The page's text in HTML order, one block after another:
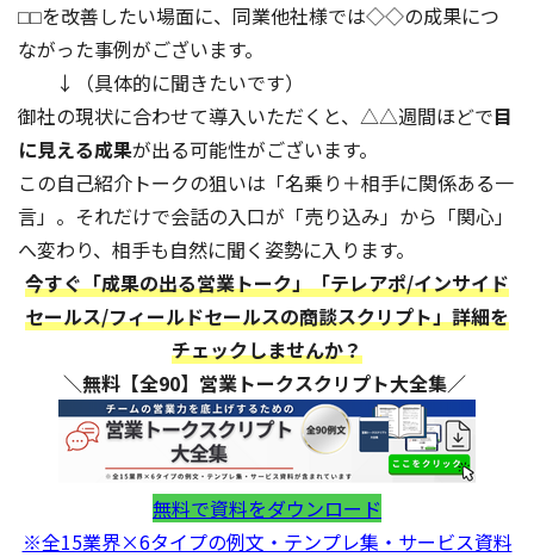
⬜︎⬜︎を改善したい場面に、同業他社様では◇◇の成果につ
ながった事例がございます。
↓（具体的に聞きたいです）
御社の現状に合わせて導入いただくと、△△週間ほどで目
に見える成果が出る可能性がございます。
この自己紹介トークの狙いは「名乗り＋相手に関係ある一
言」。それだけで会話の入口が「売り込み」から「関心」
へ変わり、相手も自然に聞く姿勢に入ります。
今すぐ「成果の出る営業トーク」「テレアポ/インサイド
セールス/フィールドセールスの商談スクリプト」詳細を
チェックしませんか？
＼無料【全90】営業トークスクリプト大全集／
無料で資料をダウンロード
※全15業界×6タイプの例文・テンプレ集・サービス資料